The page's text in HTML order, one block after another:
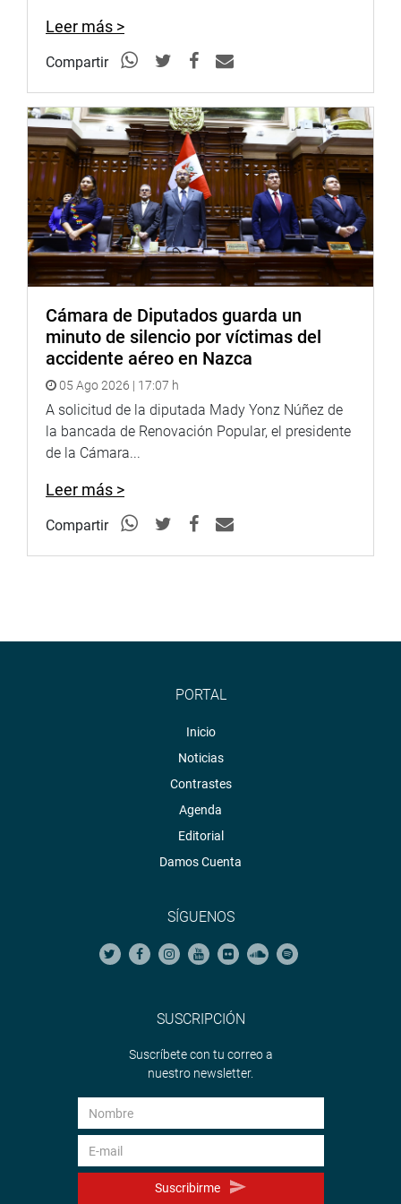
Leer más >
Compartir
Cámara de Diputados guarda un
minuto de silencio por víctimas del
accidente aéreo en Nazca
05 Ago 2026 | 17:07 h
A solicitud de la diputada Mady Yonz Núñez de
la bancada de Renovación Popular, el presidente
de la Cámara...
Leer más >
Compartir
PORTAL
Inicio
Noticias
Contrastes
Agenda
Editorial
Damos Cuenta
SÍGUENOS
SUSCRIPCIÓN
Suscríbete con tu correo a
nuestro newsletter.
Suscribirme